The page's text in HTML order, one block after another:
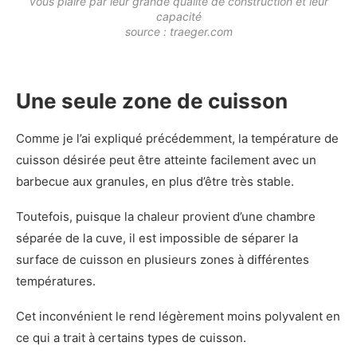
capacité
source : traeger.com
Une seule zone de cuisson
Comme je l’ai expliqué précédemment, la température de
cuisson désirée peut être atteinte facilement avec un
barbecue aux granules, en plus d’être très stable.
Toutefois, puisque la chaleur provient d’une chambre
séparée de la cuve, il est impossible de séparer la
surface de cuisson en plusieurs zones à différentes
températures.
Cet inconvénient le rend légèrement moins polyvalent en
ce qui a trait à certains types de cuisson.